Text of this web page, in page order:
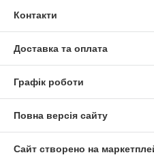
Контакти
Доставка та оплата
Графік роботи
Повна версія сайту
Сайт створено на